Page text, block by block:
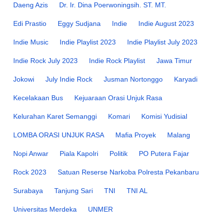
Daeng Azis Dr. Ir. Dina Poerwoningsih. ST. MT.
Edi Prastio Eggy Sudjana Indie Indie August 2023
Indie Music Indie Playlist 2023 Indie Playlist July 2023
Indie Rock July 2023 Indie Rock Playlist Jawa Timur
Jokowi July Indie Rock Jusman Nortonggo Karyadi
Kecelakaan Bus Kejuaraan Orasi Unjuk Rasa
Kelurahan Karet Semanggi Komari Komisi Yudisial
LOMBA ORASI UNJUK RASA Mafia Proyek Malang
Nopi Anwar Piala Kapolri Politik PO Putera Fajar
Rock 2023 Satuan Reserse Narkoba Polresta Pekanbaru
Surabaya Tanjung Sari TNI TNI AL
Universitas Merdeka UNMER